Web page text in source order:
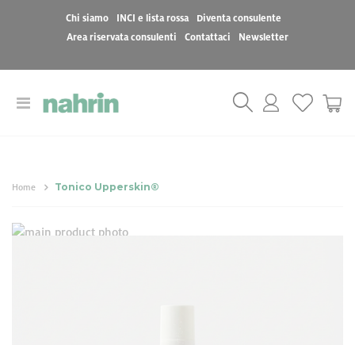
Chi siamo INCI e lista rossa
Diventa consulente
Area riservata consulenti
Contattaci Newsletter
Toggle
Cart
Home Tonico Upperskin®
Vai